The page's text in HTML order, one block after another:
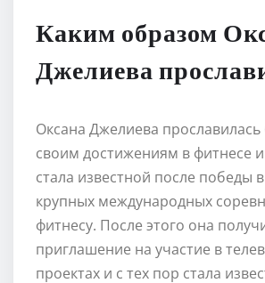
Каким образом
Джелиева
Оксана Джелиева прославилась
своим достижениям в фитнесе
стала известной после победы
крупных международных
фитнесу. После этого она
приглашение на участие в
проектах и с тех пор стала